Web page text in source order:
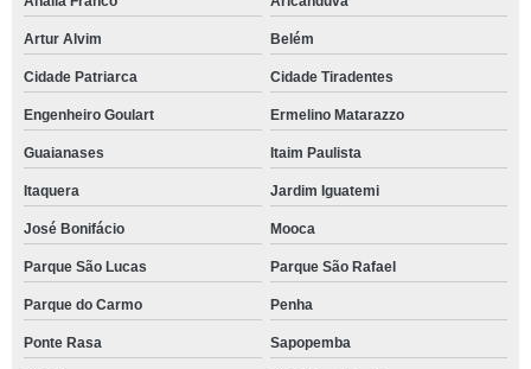
Artur Alvim Belém
Cidade Patriarca Cidade Tiradentes
Engenheiro Goulart Ermelino Matarazzo
Guaianases Itaim Paulista
Itaquera Jardim Iguatemi
José Bonifácio Mooca
Parque São Lucas Parque São Rafael
Parque do Carmo Penha
Ponte Rasa Sapopemba